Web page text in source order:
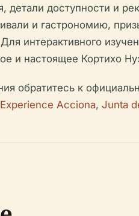
детали доступности и
и гастрономию,
интерактивного
и настоящее Кортихо
обратитесь к
Experience Acciona, Junta